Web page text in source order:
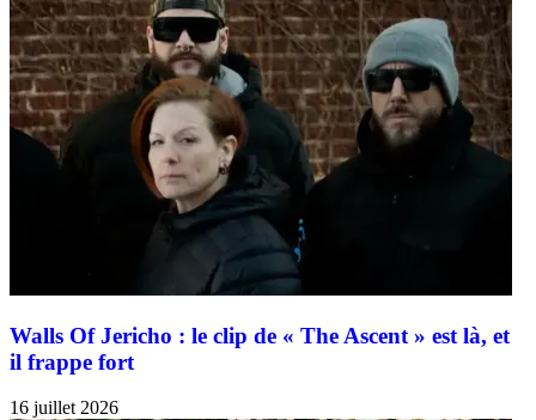
Walls Of Jericho : le clip de « The Ascent » est là, et
il frappe fort
16 juillet 2026